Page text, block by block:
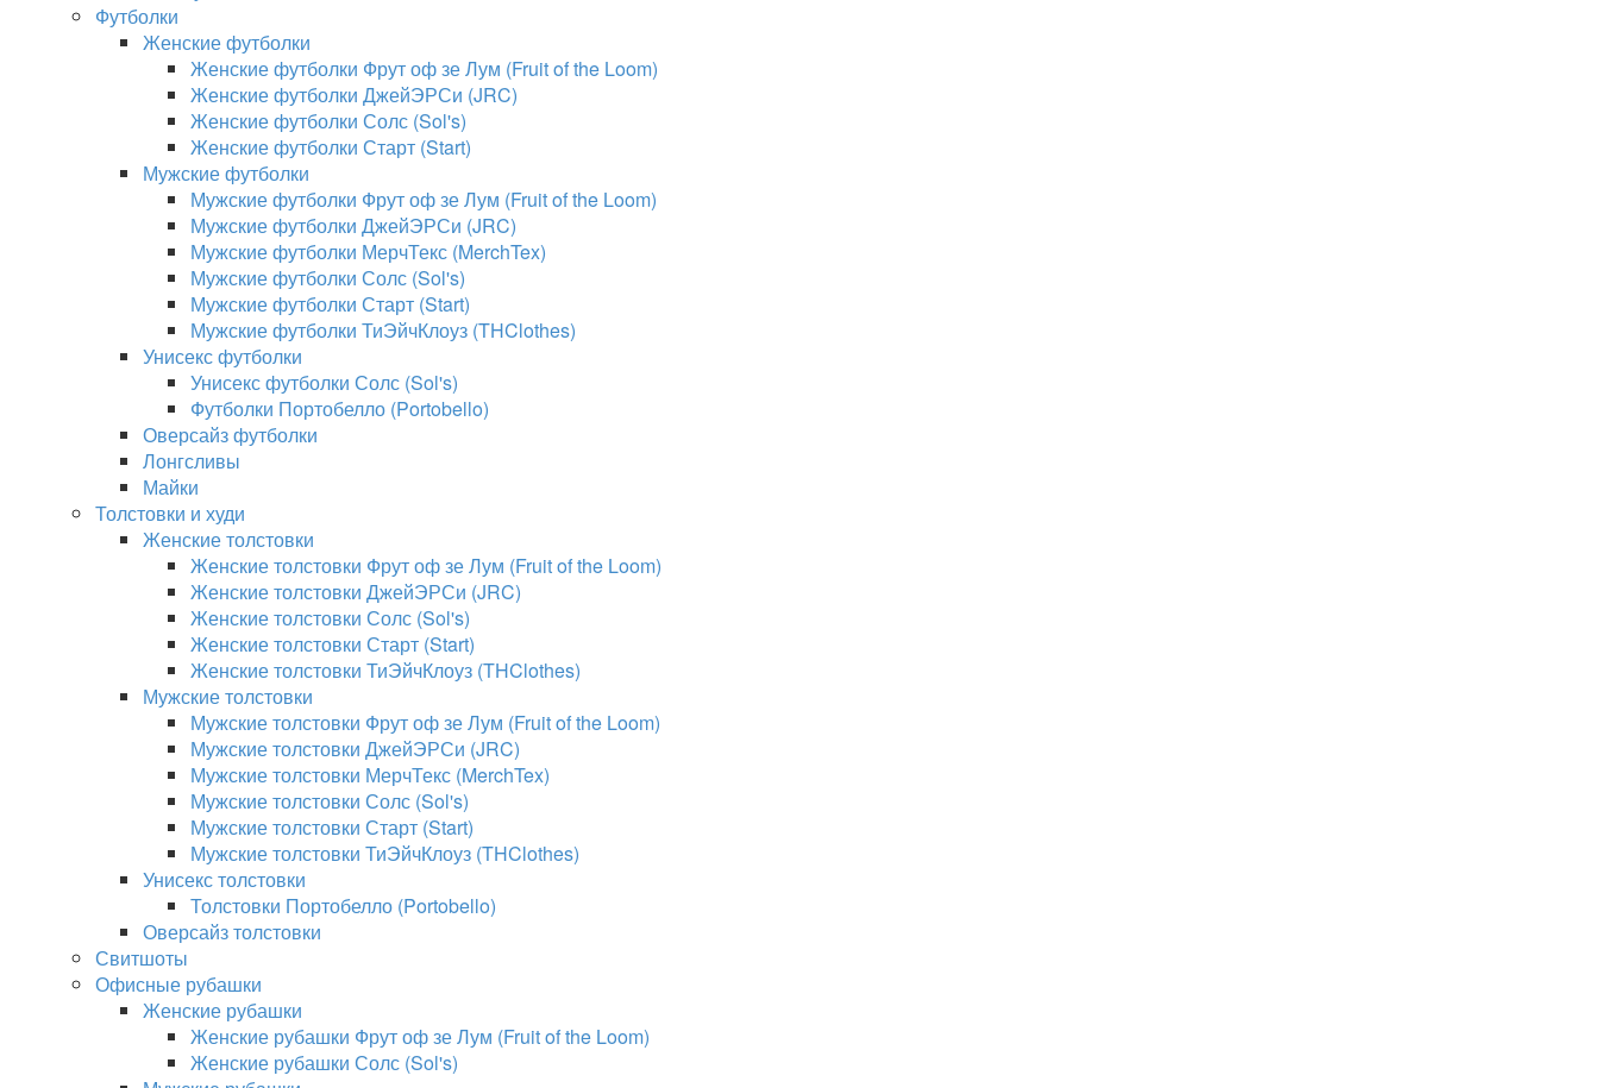
Футболки
Женские футболки
Женские футболки Фрут оф зе Лум (Fruit of the Loom)
Женские футболки ДжейЭРСи (JRC)
Женские футболки Солс (Sol's)
Женские футболки Старт (Start)
Мужские футболки
Мужские футболки Фрут оф зе Лум (Fruit of the Loom)
Мужские футболки ДжейЭРСи (JRC)
Мужские футболки МерчТекс (MerchTex)
Мужские футболки Солс (Sol's)
Мужские футболки Старт (Start)
Мужские футболки ТиЭйчКлоуз (THClothes)
Унисекс футболки
Унисекс футболки Солс (Sol's)
Футболки Портобелло (Portobello)
Оверсайз футболки
Лонгсливы
Майки
Толстовки и худи
Женские толстовки
Женские толстовки Фрут оф зе Лум (Fruit of the Loom)
Женские толстовки ДжейЭРСи (JRC)
Женские толстовки Солс (Sol's)
Женские толстовки Старт (Start)
Женские толстовки ТиЭйчКлоуз (THClothes)
Мужские толстовки
Мужские толстовки Фрут оф зе Лум (Fruit of the Loom)
Мужские толстовки ДжейЭРСи (JRC)
Мужские толстовки МерчТекс (MerchTex)
Мужские толстовки Солс (Sol's)
Мужские толстовки Старт (Start)
Мужские толстовки ТиЭйчКлоуз (THClothes)
Унисекс толстовки
Толстовки Портобелло (Portobello)
Оверсайз толстовки
Свитшоты
Офисные рубашки
Женские рубашки
Женские рубашки Фрут оф зе Лум (Fruit of the Loom)
Женские рубашки Солс (Sol's)